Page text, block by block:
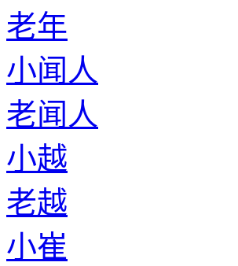
老年
小闻人
老闻人
小越
老越
小崔